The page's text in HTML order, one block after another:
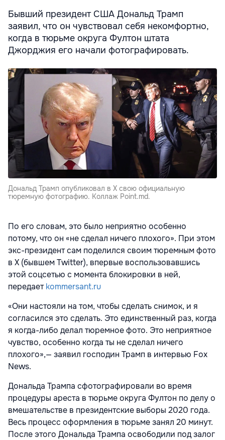
Бывший президент США Дональд Трамп
заявил, что он чувствовал себя некомфортно,
когда в тюрьме округа Фултон штата
Джорджия его начали фотографировать.
Дональд Трамп опубликовал в X свою официальную
тюремную фотографию. Коллаж Point.md.
По его словам, это было неприятно особенно
потому, что он «не сделал ничего плохого». При этом
экс-президент сам поделился своим тюремным фото
в X (бывшем Twitter), впервые воспользовавшись
этой соцсетью с момента блокировки в ней,
передаетkommersant.ru
«Они настояли на том, чтобы сделать снимок, и я
согласился это сделать. Это единственный раз, когда
я когда-либо делал тюремное фото. Это неприятное
чувство, особенно когда ты не сделал ничего
плохого»,— заявил господин Трамп в интервью Fox
News.
Дональда Трампа сфотографировали во время
процедуры ареста в тюрьме округа Фултон по делу о
вмешательстве в президентские выборы 2020 года.
Весь процесс оформления в тюрьме занял 20 минут.
После этого Дональда Трампа освободили под залог